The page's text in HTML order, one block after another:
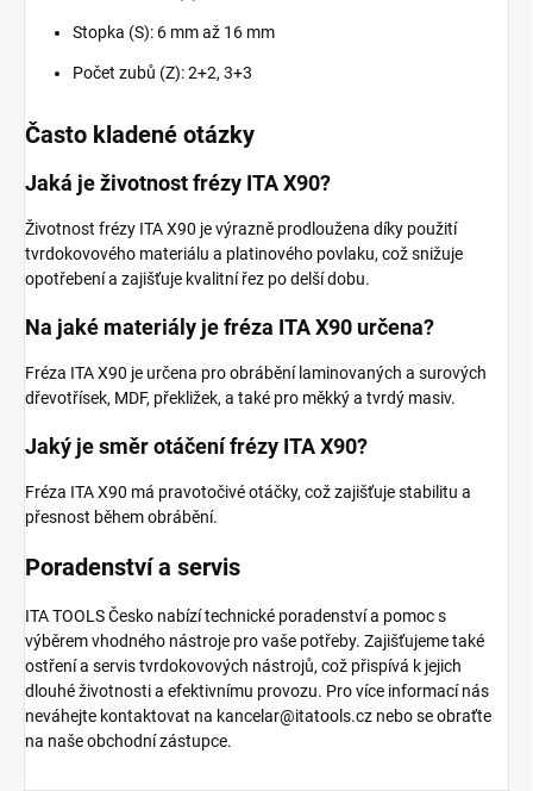
Stopka (S): 6 mm až 16 mm
Počet zubů (Z): 2+2, 3+3
Často kladené otázky
Jaká je životnost frézy ITA X90?
Životnost frézy ITA X90 je výrazně prodloužena díky použití
tvrdokovového materiálu a platinového povlaku, což snižuje
opotřebení a zajišťuje kvalitní řez po delší dobu.
Na jaké materiály je fréza ITA X90 určena?
Fréza ITA X90 je určena pro obrábění laminovaných a surových
dřevotřísek, MDF, překližek, a také pro měkký a tvrdý masiv.
Jaký je směr otáčení frézy ITA X90?
Fréza ITA X90 má pravotočivé otáčky, což zajišťuje stabilitu a
přesnost během obrábění.
Poradenství a servis
ITA TOOLS Česko nabízí technické poradenství a pomoc s
výběrem vhodného nástroje pro vaše potřeby. Zajišťujeme také
ostření a servis tvrdokovových nástrojů, což přispívá k jejich
dlouhé životnosti a efektivnímu provozu. Pro více informací nás
neváhejte kontaktovat na kancelar@itatools.cz nebo se obraťte
na naše obchodní zástupce.